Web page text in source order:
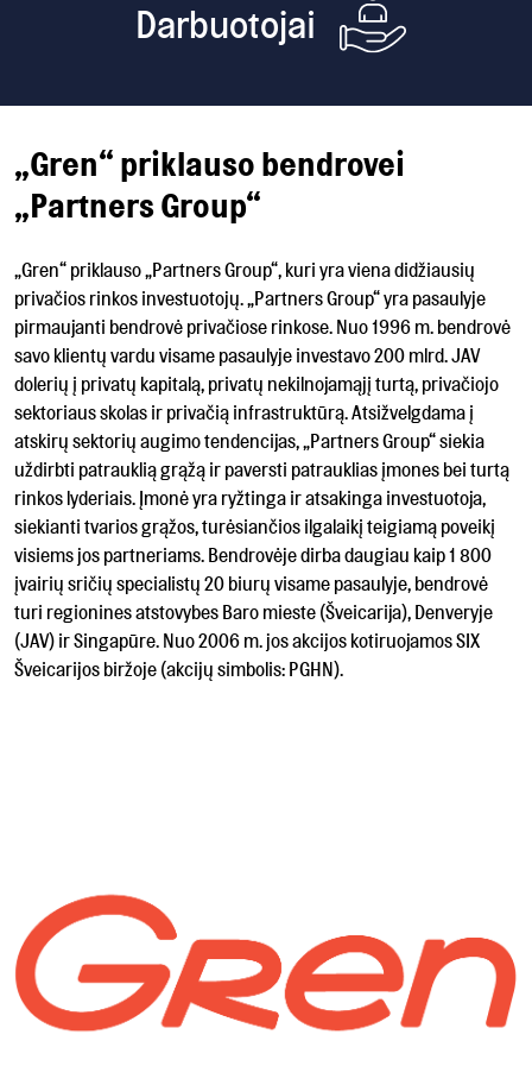
Darbuotojai
„Gren“ priklauso bendrovei
„Partners Group“
„Gren“ priklauso „Partners Group“, kuri yra viena didžiausių
privačios rinkos investuotojų. „Partners Group“ yra pasaulyje
pirmaujanti bendrovė privačiose rinkose. Nuo 1996 m. bendrovė
savo klientų vardu visame pasaulyje investavo 200 mlrd. JAV
dolerių į privatų kapitalą, privatų nekilnojamąjį turtą, privačiojo
sektoriaus skolas ir privačią infrastruktūrą. Atsižvelgdama į
atskirų sektorių augimo tendencijas, „Partners Group“ siekia
uždirbti patrauklią grąžą ir paversti patrauklias įmones bei turtą
rinkos lyderiais. Įmonė yra ryžtinga ir atsakinga investuotoja,
siekianti tvarios grąžos, turėsiančios ilgalaikį teigiamą poveikį
visiems jos partneriams. Bendrovėje dirba daugiau kaip 1 800
įvairių sričių specialistų 20 biurų visame pasaulyje, bendrovė
turi regionines atstovybes Baro mieste (Šveicarija), Denveryje
(JAV) ir Singapūre. Nuo 2006 m. jos akcijos kotiruojamos SIX
Šveicarijos biržoje (akcijų simbolis: PGHN).